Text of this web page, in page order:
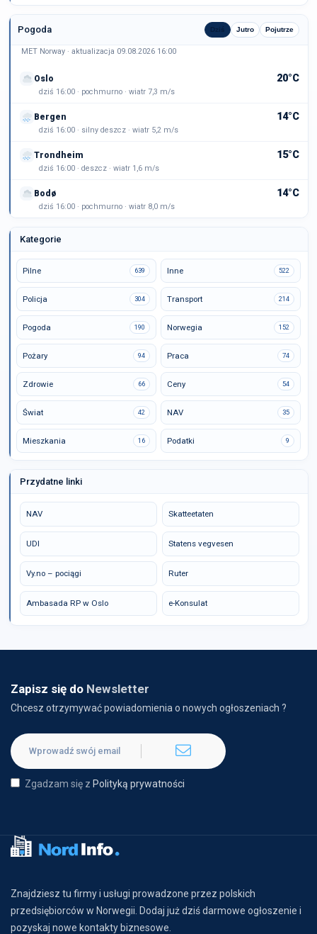
Pogoda Dziś Jutro Pojutrze
MET Norway · aktualizacja 09.08.2026 16:00
Oslo 20°C
dziś 16:00 · pochmurno · wiatr 7,3 m/s
Bergen 14°C
dziś 16:00 · silny deszcz · wiatr 5,2 m/s
Trondheim 15°C
dziś 16:00 · deszcz · wiatr 1,6 m/s
Bodø 14°C
dziś 16:00 · pochmurno · wiatr 8,0 m/s
Kategorie
Pilne 639 Inne 522
Policja 304 Transport 214
Pogoda 190 Norwegia 152
Pożary 94 Praca 74
Zdrowie 66 Ceny 54
Świat 42 NAV 35
Mieszkania 16 Podatki 9
Przydatne linki
NAV Skatteetaten
UDI Statens vegvesen
Vy.no – pociągi Ruter
Ambasada RP w Oslo e-Konsulat
Zapisz się do Newsletter
Chcesz otrzymywać powiadomienia o nowych ogłoszeniach ?
Zgadzam się z Polityką prywatności
Znajdziesz tu firmy i usługi prowadzone przez polskich
przedsiębiorców w Norwegii. Dodaj już dziś darmowe ogłoszenie i
pozyskaj nowe kontakty biznesowe.